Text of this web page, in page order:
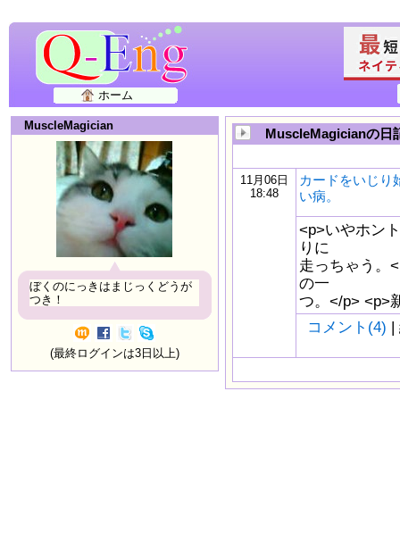
ホーム
MuscleMagician
ぼくのにっきはまじっくどうが
つき！
(最終ログインは3日以上)
MuscleMagicianの日
11月06日
18:48
カードをいじり
い病。
<p>いやホン
りに
走っちゃう。
の一
つ。</p> <p>
コメント(4) |